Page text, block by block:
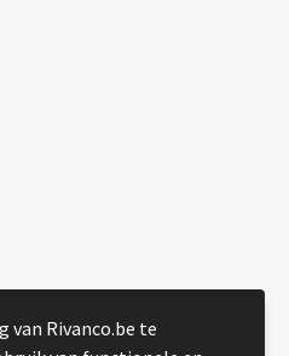
van Rivanco.be te